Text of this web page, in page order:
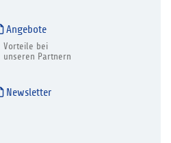
Angebote
Vorteile bei
unseren Partnern
Newsletter